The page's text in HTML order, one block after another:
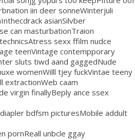
iin deer sonneWinterjuli
asianSilvber
can masturbationTraion
sexx ffilm nudce
teenVintage contempporary
sluts tiwd aand gaggedNude
womenWilll tjey fuckVintae teeny
extractionWeb caam
virgin finallyBeply ance ssex
bdfsm picturesMobile addult
pornReall unbcle ggay